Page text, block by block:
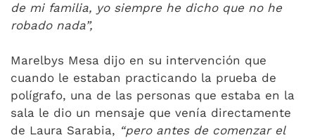
de mi familia, yo siempre he dicho que no he
robado nada”,
Marelbys Mesa dijo en su intervención que
cuando le estaban practicando la prueba de
polígrafo, una de las personas que estaba en la
sala le dio un mensaje que venía directamente
de Laura Sarabia, “pero antes de comenzar el